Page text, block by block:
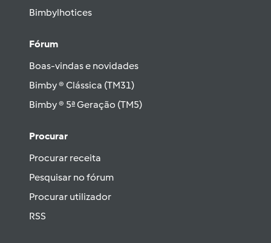
Bimbylhotices
Fórum
Boas-vindas e novidades
Bimby ® Clássica (TM31)
Bimby ® 5ª Geração (TM5)
Procurar
Procurar receita
Pesquisar no fórum
Procurar utilizador
RSS